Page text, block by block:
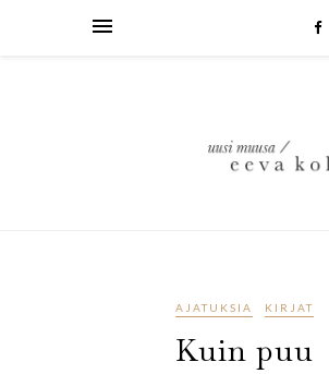
AJATUKSIA KIRJAT
Kuin puu